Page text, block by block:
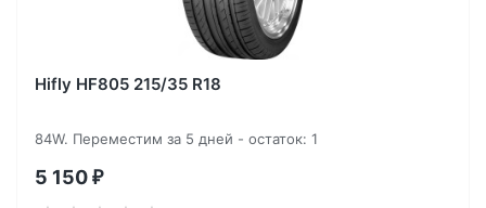
Hifly HF805 215/35 R18
84W. Переместим за 5 дней - остаток: 1
5 150 ₽